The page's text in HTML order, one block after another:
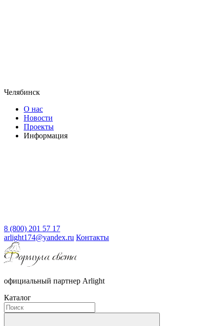
Челябинск
О нас
Новости
Проекты
Информация
8 (800) 201 57 17
arlight174@yandex.ru Контакты
официальный партнер Arlight
Каталог